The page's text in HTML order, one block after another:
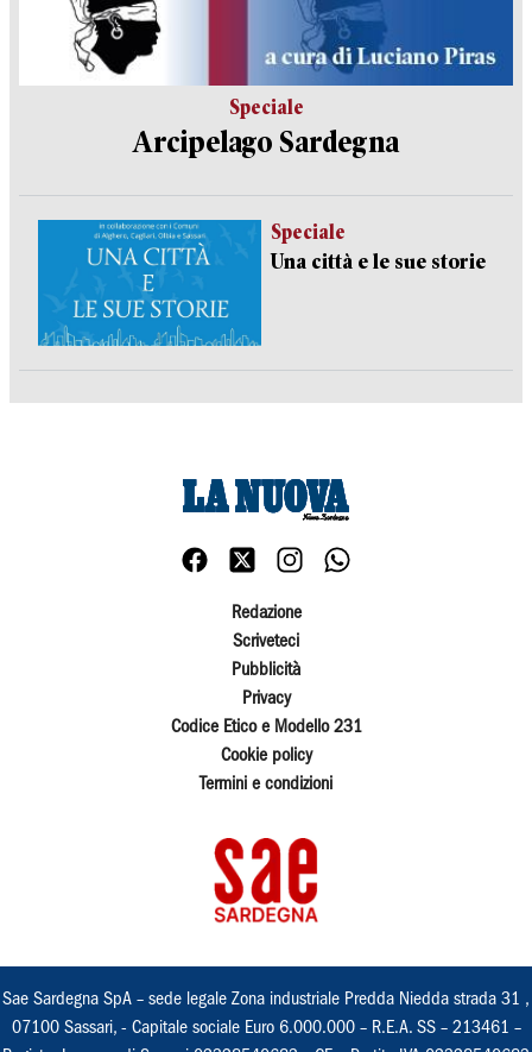
Speciale
Arcipelago Sardegna
Speciale
Una città e le sue storie
Redazione
Scriveteci
Pubblicità
Privacy
Codice Etico e Modello 231
Cookie policy
Termini e condizioni
Sae Sardegna SpA – sede legale Zona industriale Predda Niedda strada 31 ,
07100 Sassari, - Capitale sociale Euro 6.000.000 – R.E.A. SS – 213461 –